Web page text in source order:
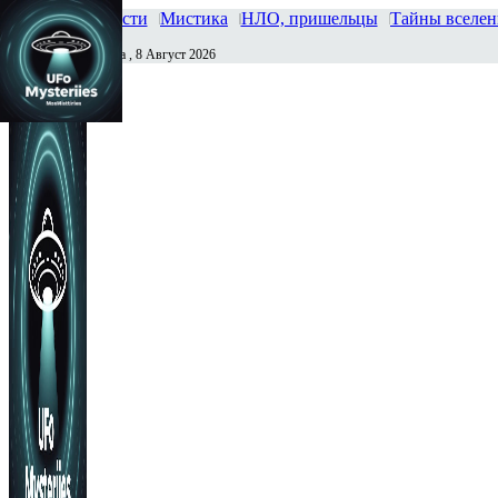
Главная Новости Мистика НЛО, пришельцы Тайны
Сегодня Суббота , 8 Август 2026